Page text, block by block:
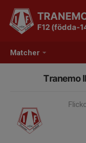
Matcher
F12 (födda-
Tranemo